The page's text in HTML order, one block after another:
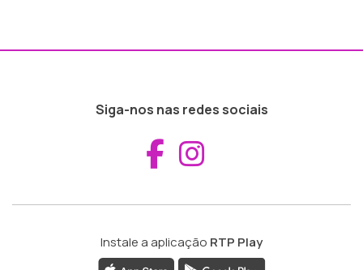
Siga-nos nas redes sociais
Aceder ao
Instale a aplicação RTP Play